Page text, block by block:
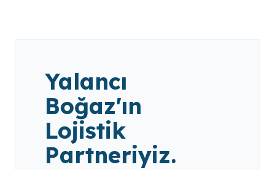
Yalancı
Boğaz'ın
Lojistik
Partneriyiz.